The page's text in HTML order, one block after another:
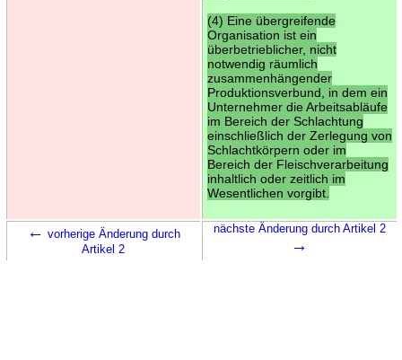
(4) Eine übergreifende
Organisation ist ein
überbetrieblicher, nicht
notwendig räumlich
zusammenhängender
Produktionsverbund, in dem ein
Unternehmer die Arbeitsabläufe
im Bereich der Schlachtung
einschließlich der Zerlegung von
Schlachtkörpern oder im
Bereich der Fleischverarbeitung
inhaltlich oder zeitlich im
Wesentlichen vorgibt.
← vorherige Änderung durch
Artikel 2
nächste Änderung durch Artikel 2
→